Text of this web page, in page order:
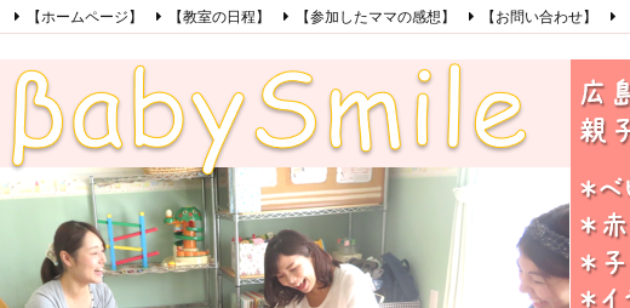
【ホームページ】 【教室の日程】 【参加したママの感想】 【お問い合わせ】